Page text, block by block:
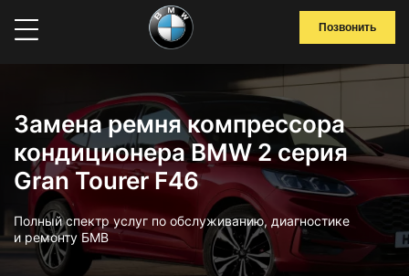
Позвонить
Замена ремня компрессора
кондиционера BMW 2 серия
Gran Tourer F46
Полный спектр услуг по обслуживанию, диагностике
и ремонту БМВ